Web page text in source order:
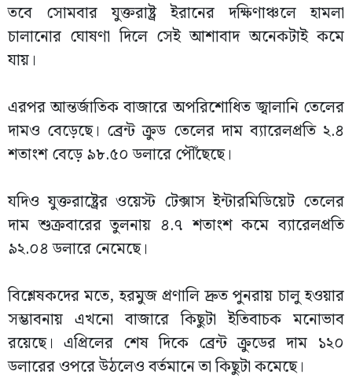
তবে সোমবার যুক্তরাষ্ট্র ইরানের দক্ষিণাঞ্চলে হামলা
চালানোর ঘোষণা দিলে সেই আশাবাদ অনেকটাই কমে
যায়।
এরপর আন্তর্জাতিক বাজারে অপরিশোধিত জ্বালানি তেলের
দামও বেড়েছে। ব্রেন্ট ক্রুড তেলের দাম ব্যারেলপ্রতি ২.৪
শতাংশ বেড়ে ৯৮.৫০ ডলারে পৌঁছেছে।
যদিও যুক্তরাষ্ট্রের ওয়েস্ট টেক্সাস ইন্টারমিডিয়েট তেলের
দাম শুক্রবারের তুলনায় ৪.৭ শতাংশ কমে ব্যারেলপ্রতি
৯২.০৪ ডলারে নেমেছে।
বিশ্লেষকদের মতে, হরমুজ প্রণালি দ্রুত পুনরায় চালু হওয়ার
সম্ভাবনায় এখনো বাজারে কিছুটা ইতিবাচক মনোভাব
রয়েছে। এপ্রিলের শেষ দিকে ব্রেন্ট ক্রুডের দাম ১২০
ডলারের ওপরে উঠলেও বর্তমানে তা কিছুটা কমেছে।